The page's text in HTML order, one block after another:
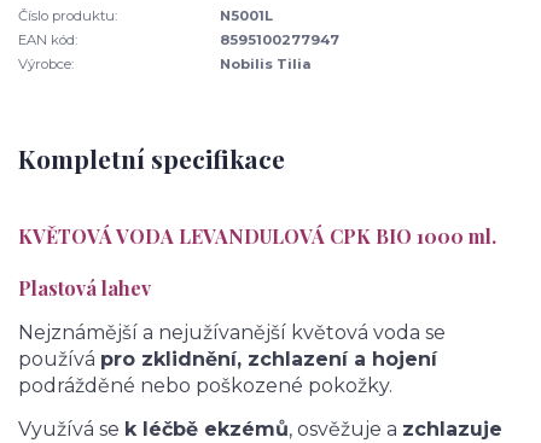
Číslo produktu:
N5001L
EAN kód:
8595100277947
Výrobce:
Nobilis Tilia
Kompletní specifikace
KVĚTOVÁ VODA LEVANDULOVÁ CPK BIO 1000 ml.
Plastová lahev
Nejznámější a nejužívanější květová voda se
používá pro zklidnění, zchlazení a hojení
podrážděné nebo poškozené pokožky.
Využívá se k léčbě ekzémů, osvěžuje a zchlazuje